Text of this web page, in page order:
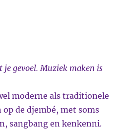
je gevoel. Muziek maken is
moderne als traditionele
de djembé, met soms
sangbang en kenkenni.